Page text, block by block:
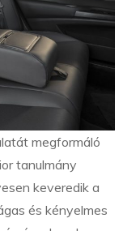
megformáló
tanulmány
keveredik a
és kényelmes